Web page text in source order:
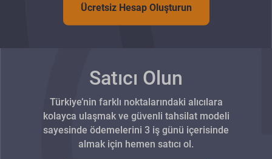
Ücretsiz Hesap Oluşturun
Satıcı Olun
Türkiye’nin farklı noktalarındaki alıcılara
kolayca ulaşmak ve güvenli tahsilat modeli
sayesinde ödemelerini 3 iş günü içerisinde
almak için hemen satıcı ol.